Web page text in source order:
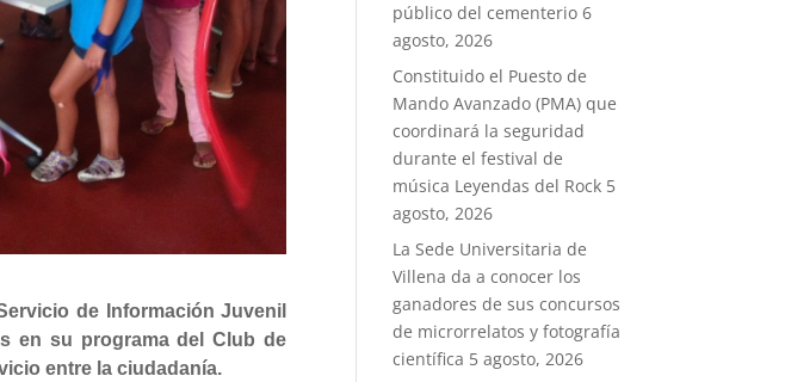
de Información Juvenil
en su programa del Club de
entre la ciudadanía.
público del cementerio 6
agosto, 2026
Constituido el Puesto de
Mando Avanzado (PMA) que
coordinará la seguridad
durante el festival de
música Leyendas del Rock 5
agosto, 2026
La Sede Universitaria de
Villena da a conocer los
ganadores de sus concursos
de microrrelatos y fotografía
científica 5 agosto, 2026